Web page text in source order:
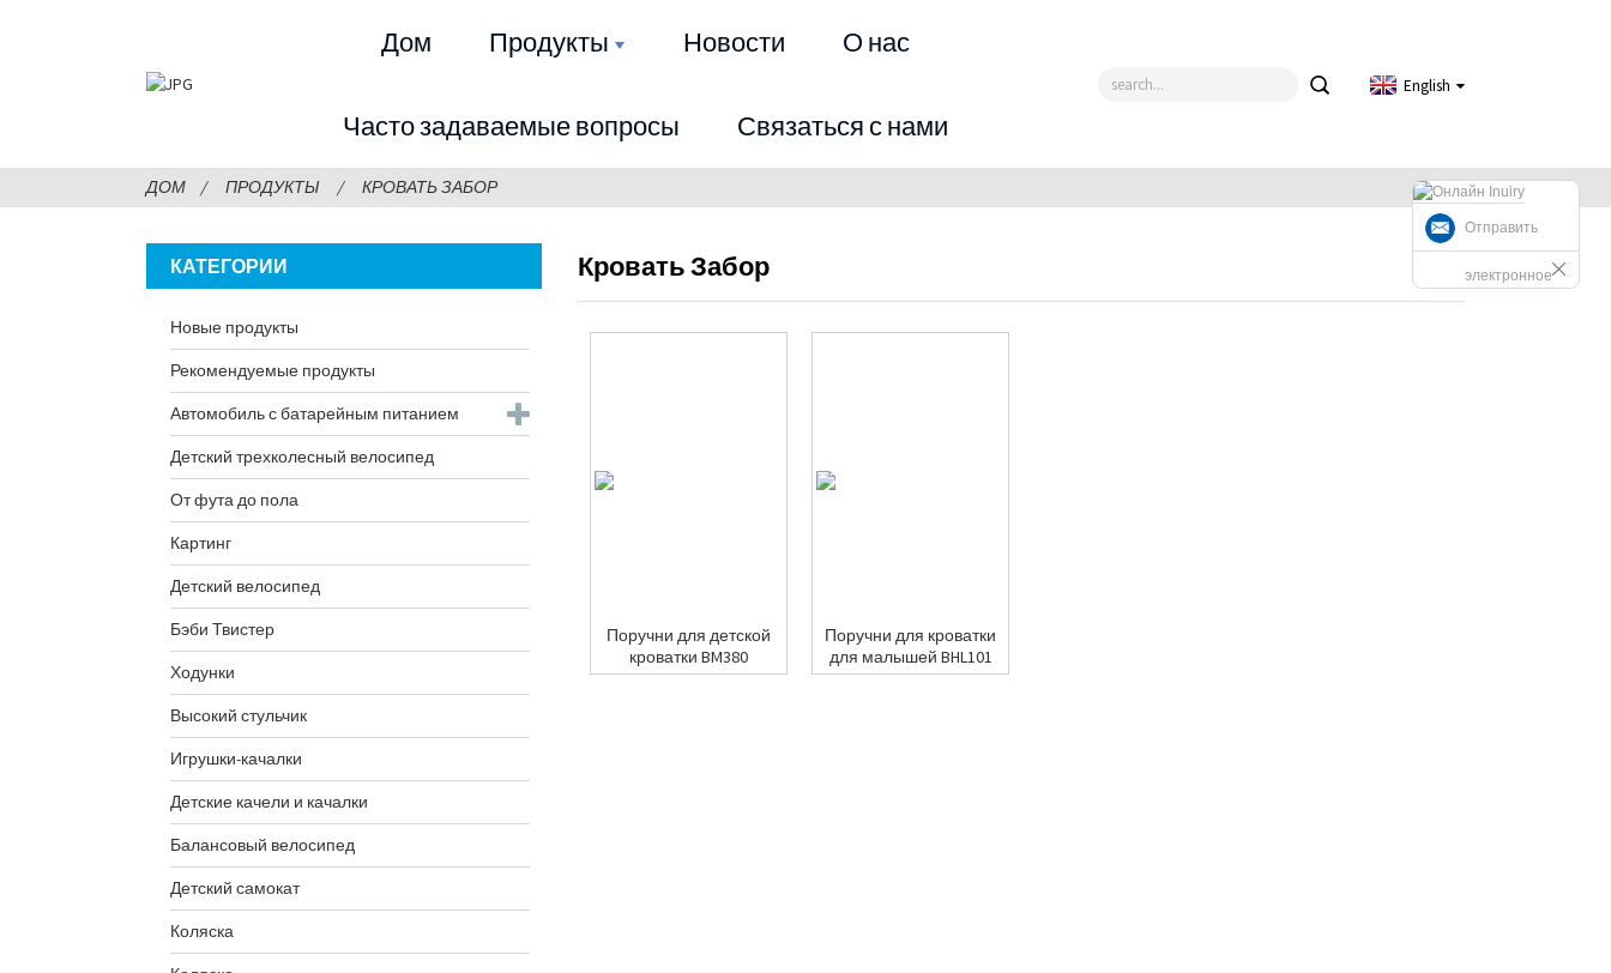
Дом Продукты Новости О нас
Часто задаваемые вопросы Связаться с нами
English
ДОМ ПРОДУКТЫ КРОВАТЬ ЗАБОР
КАТЕГОРИИ
Новые продукты
Рекомендуемые продукты
Автомобиль с батарейным питанием
Детский трехколесный велосипед
От фута до пола
Картинг
Детский велосипед
Бэби Твистер
Ходунки
Высокий стульчик
Игрушки-качалки
Детские качели и качалки
Балансовый велосипед
Детский самокат
Коляска
Кровать Забор
Поручни для детской
кроватки BM380
Поручни для кроватки
для малышей BHL101
Отправить
электронное